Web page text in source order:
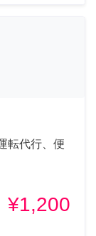
転代行、便
¥1,200